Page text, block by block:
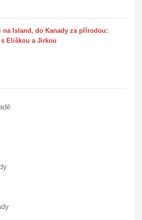
na Island, do Kanady za přírodou:
Eliškou a Jirkou